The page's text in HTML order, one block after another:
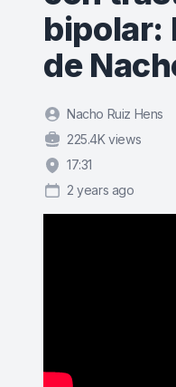
bipolar:
de
Nacho Ruiz Hens
225.4K views
17:31
2 years ago